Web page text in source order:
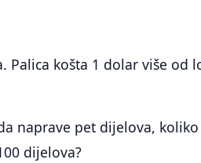
Palica košta 1 dolar više od
naprave pet dijelova,
dijelova?